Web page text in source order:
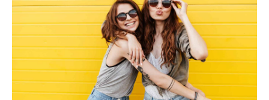
Lifestyle, Sport & Duurzaamheid
Gadgets & Tech
Top 5 van Valerie
Health & Beauty
Huis & Tuin